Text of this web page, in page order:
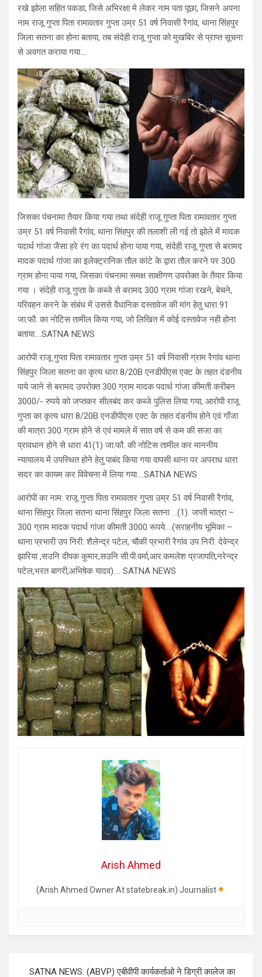
रखे झोला सहित पकडा, जिसे अभिरक्षा मे लेकर नाम पता पूछा, जिसने अपना
नाम राजू गुप्ता पिता रामावतार गुप्ता उम्र 51 वर्ष निवासी रैगांव, थाना सिंहपुर
जिला सतना का होना बताया, तब संदेही राजू गुप्ता को मुखबिर से प्राप्त सूचना
से अवगत कराया गया….
जिसका पंचनामा तैयार किया गया तथा संदेही राजू गुप्ता पिता रामावतार गुप्ता
उम्र 51 वर्ष निवासी रैगांव, थाना सिंहपुर की तलाशी ली गई तो झोले में मादक
पदार्थ गांजा जैसा हरे रंग का पदार्थ होना पाया गया, संदेही राजू गुप्ता से बरामद
मादक पदार्थ गांजा का इलेक्ट्रानिक तौल कांटे के द्वारा तौल करने पर 300
ग्राम होना पाया गया, जिसका पंचनामा समक्ष साक्षीगण उपरोक्त के तैयार किया
गया । संदेही राजू गुप्ता के कब्जे से बरामद 300 ग्राम गांजा रखने, बेचने,
परिवहन करने के संबंध में उससे वैधानिक दस्तावेज की मांग हेतु धारा 91
जा.फौ. का नोटिस तामील किया गया, जो लिखित में कोई दस्तावेज नही होना
बताया….SATNA NEWS
आरोपी राजू गुप्ता पिता रामावतार गुप्ता उम्र 51 वर्ष निवासी ग्राम रैगांव थाना
सिंहपुर जिला सतना का कृत्य धारा 8/20B एनडीपीएस एक्ट के तहत दंडनीय
पाये जाने से बरामद उपरोक्त 300 ग्राम मादक पदार्थ गांजा कीमती करीबन
3000/- रुपये को जप्तकर सीलबंद कर कब्जे पुलिस लिया गया, आरोपी राजू
गुप्ता का कृत्य धारा 8/20B एनडीपीएस एक्ट के तहत दंडनीय होने एवं गाँजा
की मात्रा 300 ग्राम होने से एवं मामले में सात वर्ष से कम की सजा का
प्रावधान होने से धारा 41(1) जा.फौ. की नोटिस तामील कर माननीय
न्यायालय में उपस्थित होने हेतु पाबंद किया गया वापसी थाना पर अपराध धारा
सदर का कायम कर विवेचना में लिया गया….SATNA NEWS
आरोपी का नाम: राजू गुप्ता पिता रामावतार गुप्ता उम्र 51 वर्ष निवासी रैगांव,
थाना सिंहपुर जिला सतना थाना सिंहपुर जिला सतना …(1). जप्ती मात्रा –
300 ग्राम मादक पदार्थ गांजा कीमती 3000 रूपये….(सराहनीय भूमिका –
थाना प्रभारी उप निरी. शैलेन्द्र पटेल, चौकी प्रभारी रैगांव उप निरी. देवेन्द्र
झारिया ,सउनि दीपक कुमार,सउनि सी.पी.वर्मा,आर.कमलेश प्रजापति,नरेन्द्र
पटेल,भरत बागरी,अभिषेक यादव)…. SATNA NEWS
Arish Ahmed
(Arish Ahmed Owner At statebreak.in) Journalist
SATNA NEWS: (ABVP) एबीवीपी कार्यकर्ताओ ने डिग्री कालेज का